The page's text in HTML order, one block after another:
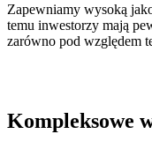
Zapewniamy wysoką
temu inwestorzy mają
zarówno pod względem
Kompleksowe